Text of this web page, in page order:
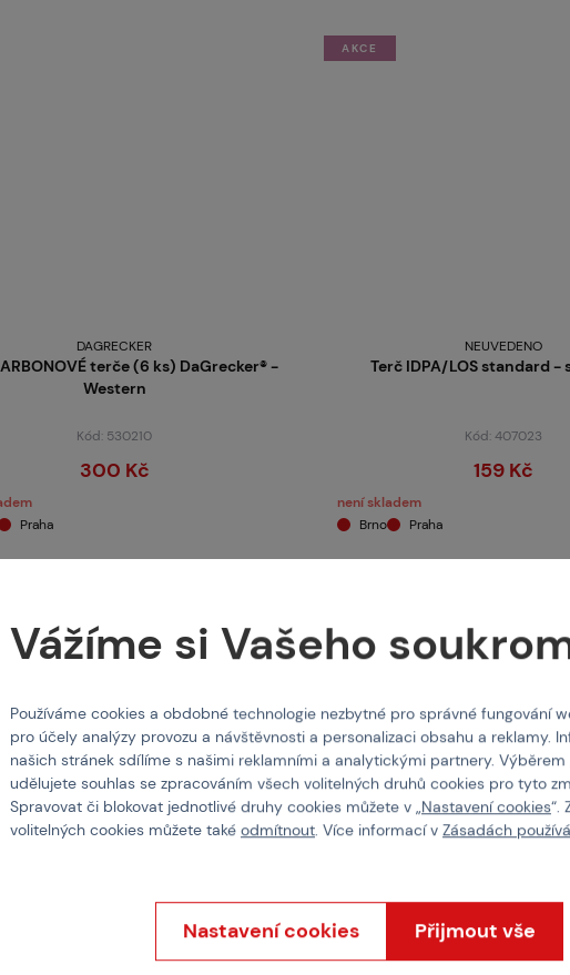
DAGRECKER
terče (6 ks) DaGrecker® -
Western
Kód: 530210
300 Kč
Praha
AKCE
NEUVEDENO
Terč IDPA/LOS standard -
Kód: 407023
159 Kč
není skladem
Brno
Praha
Vážíme si Vašeho
Používáme cookies a obdobné technologie nezbytné pro správné fungování
pro účely analýzy provozu a návštěvnosti a personalizaci obsahu a reklamy.
našich stránek sdílíme s našimi reklamními a analytickými partnery. Výběrem
udělujete souhlas se zpracováním všech volitelných druhů cookies pro tyto
Spravovat či blokovat jednotlivé druhy cookies můžete v „Nastavení cookies“.
volitelných cookies můžete také odmítnout. Více informací v Zásadách
Nastavení cookies Přijmout vše